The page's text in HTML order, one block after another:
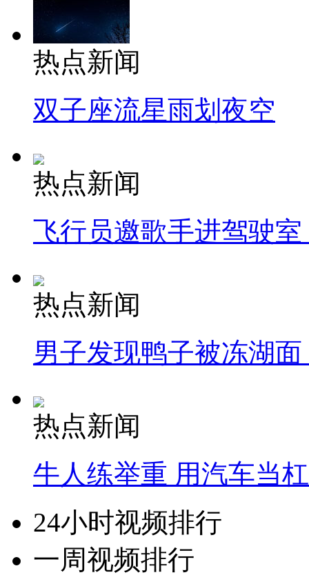
热点新闻
双子座流星雨划夜空
热点新闻
飞行员邀歌手进驾驶
热点新闻
男子发现鸭子被冻湖
热点新闻
牛人练举重 用汽车当
24小时视频排行
一周视频排行